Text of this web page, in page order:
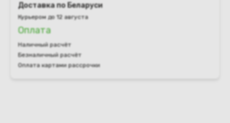
Доставка по Беларуси
Курьером до 12 августа
Оплата
Наличный расчёт
Безналичный расчёт
Оплата картами рассрочки